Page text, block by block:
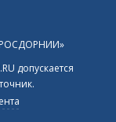
допускается